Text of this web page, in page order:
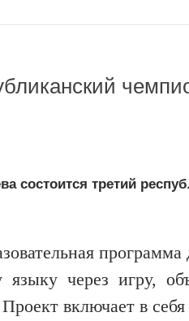
состоится третий
через игру,
включает в